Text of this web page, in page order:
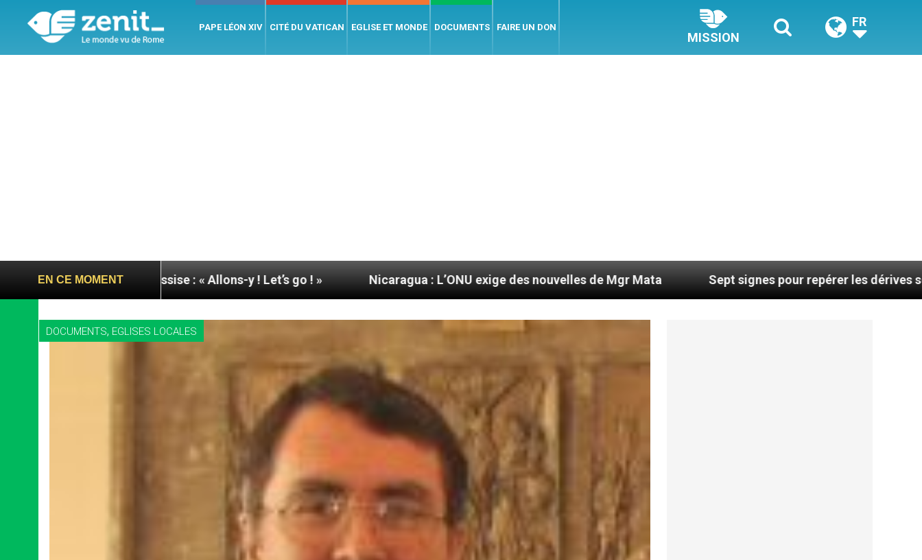
PAPE LÉON XIV CITÉ DU VATICAN EGLISE ET MONDE DOCUMENTS FAIRE UN DON
MISSION
FR
EN CE MOMENT
du pape à Assise : « Allons-y ! Let’s go ! » Nicaragua : L’ONU exige des nouvelles de Mgr Mata Sept signes pour repérer les dérives sectaires du
DOCUMENTS, EGLISES LOCALES